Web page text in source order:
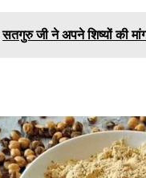
सतगुरु जी ने अपने शिष्यों की